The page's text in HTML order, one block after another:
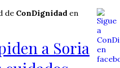
de ConDignidad en
a Soria